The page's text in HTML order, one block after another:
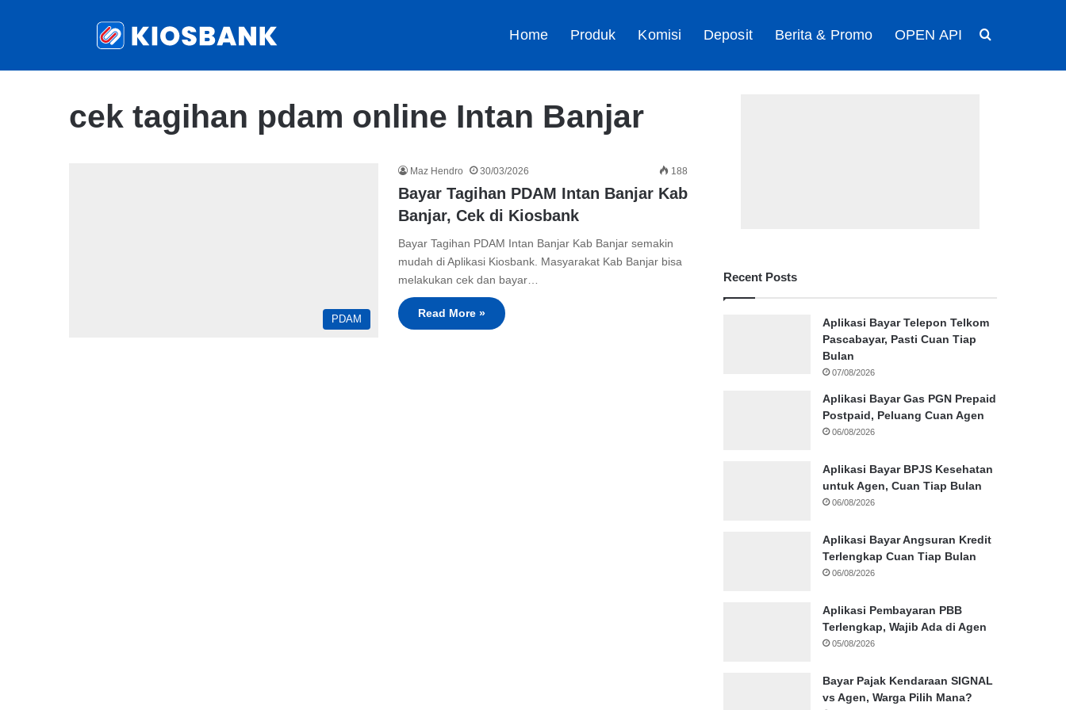
Home Produk Komisi Deposit Berita & Promo OPEN API
cek tagihan pdam online Intan Banjar
PDAM
Maz Hendro 30/03/2026 188
Bayar Tagihan PDAM Intan Banjar Kab
Banjar, Cek di Kiosbank
Bayar Tagihan PDAM Intan Banjar Kab Banjar semakin
mudah di Aplikasi Kiosbank. Masyarakat Kab Banjar bisa
melakukan cek dan bayar…
Read More »
Recent Posts
Aplikasi Bayar Telepon Telkom
Pascabayar, Pasti Cuan Tiap
Bulan
07/08/2026
Aplikasi Bayar Gas PGN Prepaid
Postpaid, Peluang Cuan Agen
06/08/2026
Aplikasi Bayar BPJS Kesehatan
untuk Agen, Cuan Tiap Bulan
06/08/2026
Aplikasi Bayar Angsuran Kredit
Terlengkap Cuan Tiap Bulan
06/08/2026
Aplikasi Pembayaran PBB
Terlengkap, Wajib Ada di Agen
05/08/2026
Bayar Pajak Kendaraan SIGNAL
vs Agen, Warga Pilih Mana?